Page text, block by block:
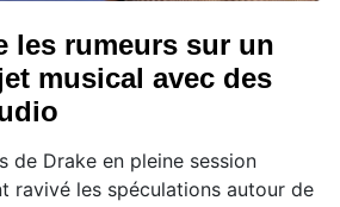
les rumeurs sur un
musical avec des
de Drake en pleine session
ravivé les spéculations autour de